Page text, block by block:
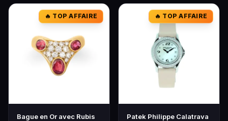
🔥 TOP AFFAIRE
Bague en Or avec Rubis
🔥 TOP AFFAIRE
Patek Philippe Calatrava